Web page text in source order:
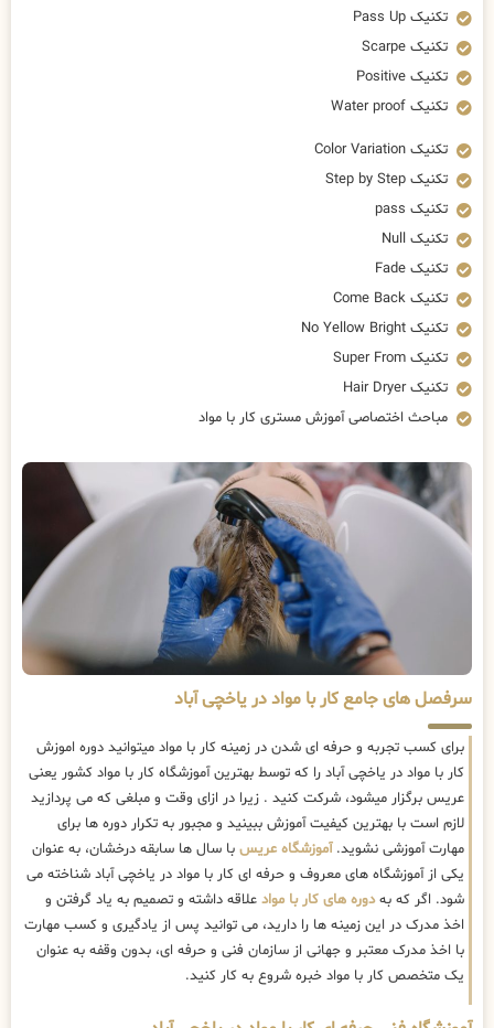
تکنیک Pass Up
تکنیک Scarpe
تکنیک Positive
تکنیک Water proof
تکنیک Color Variation
تکنیک Step by Step
تکنیک pass
تکنیک Null
تکنیک Fade
تکنیک Come Back
تکنیک No Yellow Bright
تکنیک Super From
تکنیک Hair Dryer
مباحث اختصاصی آموزش مستری کار با مواد
سرفصل های جامع کار با مواد در یاخچی آباد
برای کسب تجربه و حرفه ای شدن در زمینه کار با مواد میتوانید دوره اموزش
کار با مواد در یاخچی آباد را که توسط بهترینآموزشگاه کار با مواد کشور یعنی
عریس برگزار میشود، شرکت کنید . زیرا در ازای وقت و مبلغی که می پردازید
لازم است با بهترین کیفیت آموزش ببینید و مجبور به تکرار دوره ها برای
مهارت آموزشی نشوید.آموزشگاه عریس با سال ها سابقه درخشان، به عنوان
یکی از آموزشگاه های معروف و حرفه ای کار با مواد در یاخچی آباد شناخته می
شود. اگر که بهدوره های کار با مواد علاقه داشته و تصمیم به یاد گرفتن و
اخذ مدرک در این زمینه ها را دارید، می توانید پس از یادگیری و کسب مهارت
با اخذ مدرک معتبر و جهانی از سازمان فنی و حرفه ای، بدون وقفه به عنوان
یک متخصص کار با مواد خبره شروع به کار کنید.